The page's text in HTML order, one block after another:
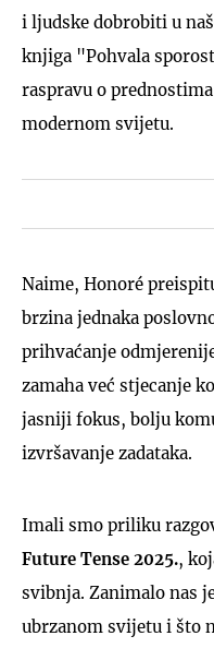
i ljudske dobrobiti u
knjiga "Pohvala
raspravu o
modernom svijetu.
Naime, Honoré
brzina jednaka
prihvaćanje
zamaha već stjecanje
jasniji fokus, bolju
izvršavanje zadataka.
Imali smo priliku
Future Tense 2025.,
svibnja. Zanimalo nas
ubrzanom svijetu i što